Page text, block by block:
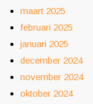
maart 2025
februari 2025
januari 2025
december 2024
november 2024
oktober 2024